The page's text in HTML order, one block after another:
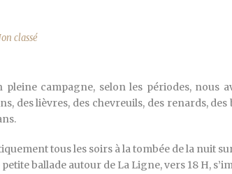
classé
pleine campagne, selon les périodes, nous
des lièvres, des chevreuils, des renards, des
tous les soirs à la tombée de la nuit
ballade autour de La Ligne, vers 18 H,